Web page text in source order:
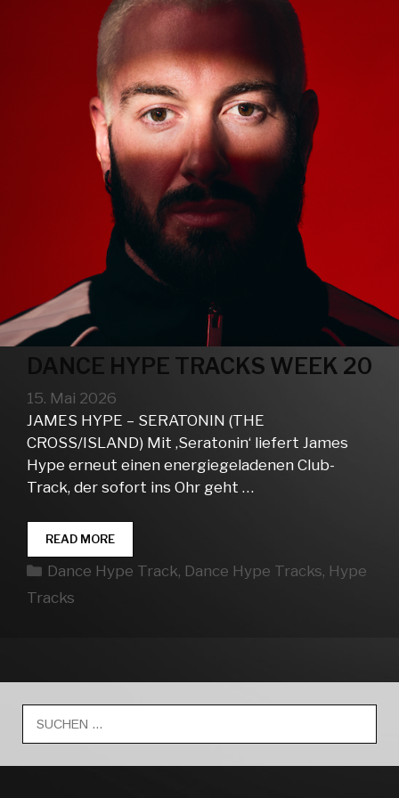
DANCE HYPE TRACKS WEEK 20
15. Mai 2026
JAMES HYPE – SERATONIN (THE
CROSS/ISLAND) Mit ‚Seratonin‘ liefert James
Hype erneut einen energiegeladenen Club-
Track, der sofort ins Ohr geht …
READ MOREDANCE
HYPE
TRACKS
Kategorien
Dance Hype Track, Dance Hype Tracks, Hype
Tracks
nach: